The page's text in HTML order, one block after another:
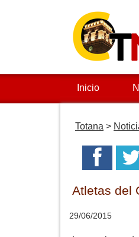
Inicio
Totana >
Atletas del
29/06/2015